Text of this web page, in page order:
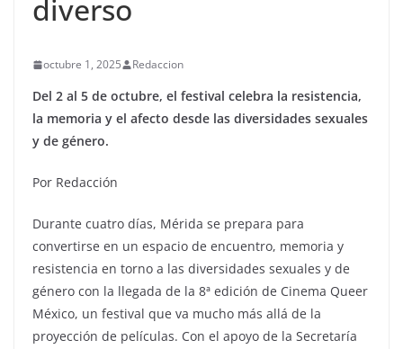
diverso
octubre 1, 2025 Redaccion
Del 2 al 5 de octubre, el festival celebra la resistencia,
la memoria y el afecto desde las diversidades sexuales
y de género.
Por Redacción
Durante cuatro días, Mérida se prepara para
convertirse en un espacio de encuentro, memoria y
resistencia en torno a las diversidades sexuales y de
género con la llegada de la 8ª edición de Cinema Queer
México, un festival que va mucho más allá de la
proyección de películas. Con el apoyo de la Secretaría